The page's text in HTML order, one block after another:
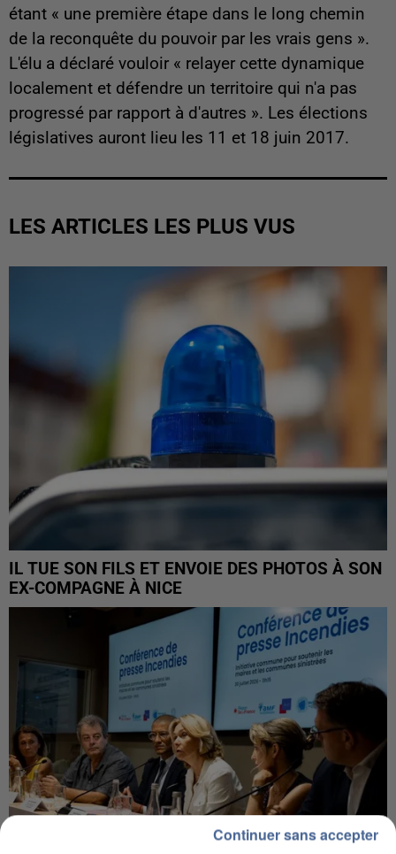
étant « une première étape dans le long chemin
de la reconquête du pouvoir par les vrais gens ».
L'élu a déclaré vouloir « relayer cette dynamique
localement et défendre un territoire qui n'a pas
progressé par rapport à d'autres ». Les élections
législatives auront lieu les 11 et 18 juin 2017.
LES ARTICLES LES PLUS VUS
IL TUE SON FILS ET ENVOIE DES PHOTOS À SON
EX-COMPAGNE À NICE
Continuer sans accepter